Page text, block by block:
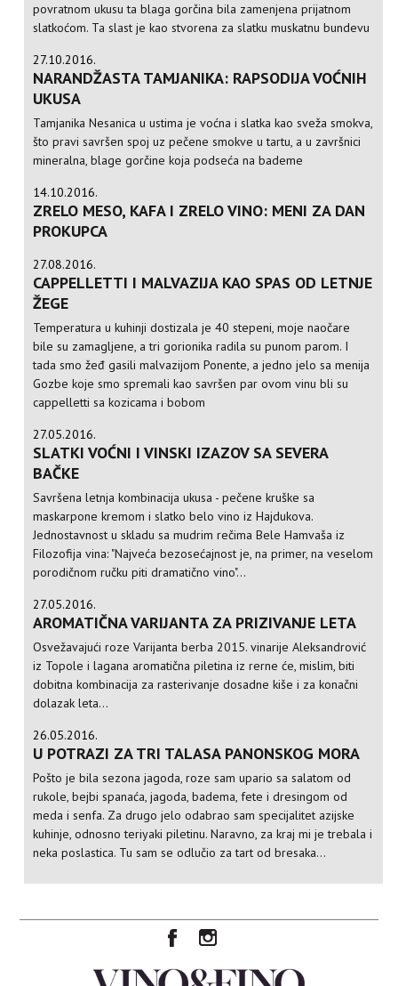
povratnom ukusu ta blaga gorčina bila zamenjena prijatnom
slatkoćom. Ta slast je kao stvorena za slatku muskatnu bundevu
27.10.2016.
NARANDŽASTA TAMJANIKA: RAPSODIJA VOĆNIH
UKUSA
Tamjanika Nesanica u ustima je voćna i slatka kao sveža smokva,
što pravi savršen spoj uz pečene smokve u tartu, a u završnici
mineralna, blage gorčine koja podseća na bademe
14.10.2016.
ZRELO MESO, KAFA I ZRELO VINO: MENI ZA DAN
PROKUPCA
27.08.2016.
CAPPELLETTI I MALVAZIJA KAO SPAS OD LETNJE
ŽEGE
Temperatura u kuhinji dostizala je 40 stepeni, moje naočare
bile su zamagljene, a tri gorionika radila su punom parom. I
tada smo žeđ gasili malvazijom Ponente, a jedno jelo sa menija
Gozbe koje smo spremali kao savršen par ovom vinu bli su
cappelletti sa kozicama i bobom
27.05.2016.
SLATKI VOĆNI I VINSKI IZAZOV SA SEVERA
BAČKE
Savršena letnja kombinacija ukusa - pečene kruške sa
maskarpone kremom i slatko belo vino iz Hajdukova.
Jednostavnost u skladu sa mudrim rečima Bele Hamvaša iz
Filozofija vina: "Najveća bezosećajnost je, na primer, na veselom
porodičnom ručku piti dramatično vino"...
27.05.2016.
AROMATIČNA VARIJANTA ZA PRIZIVANJE LETA
Osvežavajući roze Varijanta berba 2015. vinarije Aleksandrović
iz Topole i lagana aromatična piletina iz rerne će, mislim, biti
dobitna kombinacija za rasterivanje dosadne kiše i za konačni
dolazak leta...
26.05.2016.
U POTRAZI ZA TRI TALASA PANONSKOG MORA
Pošto je bila sezona jagoda, roze sam upario sa salatom od
rukole, bejbi spanaća, jagoda, badema, fete i dresingom od
meda i senfa. Za drugo jelo odabrao sam specijalitet azijske
kuhinje, odnosno teriyaki piletinu. Naravno, za kraj mi je trebala i
neka poslastica. Tu sam se odlučio za tart od bresaka...